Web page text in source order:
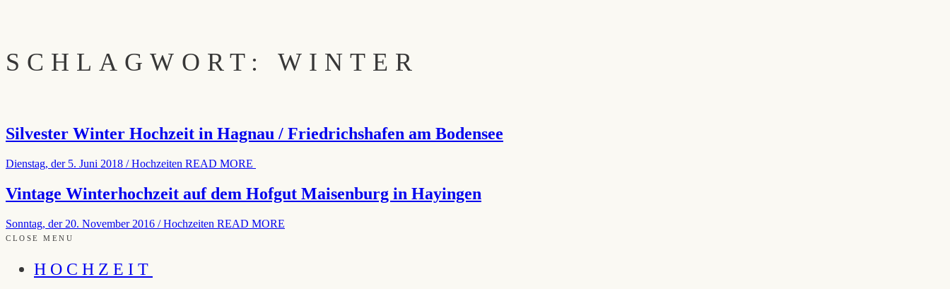
SCHLAGWORT: WINTER
Silvester Winter Hochzeit in Hagnau / Friedrichshafen am Bodensee
Dienstag, der 5. Juni 2018 /Hochzeiten READ MORE
Vintage Winterhochzeit auf dem Hofgut Maisenburg in Hayingen
Sonntag, der 20. November 2016 /Hochzeiten READ MORE
CLOSE MENU
HOCHZEIT